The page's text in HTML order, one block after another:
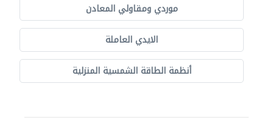
موردي ومقاولي المعادن
الايدي العاملة
أنظمة الطاقة الشمسية المنزلية